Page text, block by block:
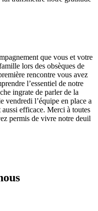
que vous et votre
lors des obsèques de
rencontre vous avez
l’essentiel de notre
ingrate de parler de la
vendredi l’équipe en place a
efficace. Merci à toutes
permis de vivre notre deuil